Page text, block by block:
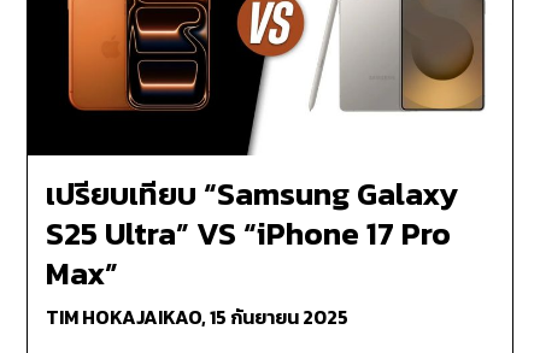
เปรียบเทียบ “Samsung Galaxy
S25 Ultra” VS “iPhone 17 Pro
Max”
TIM HOKAJAIKAO,15 กันยายน 2025